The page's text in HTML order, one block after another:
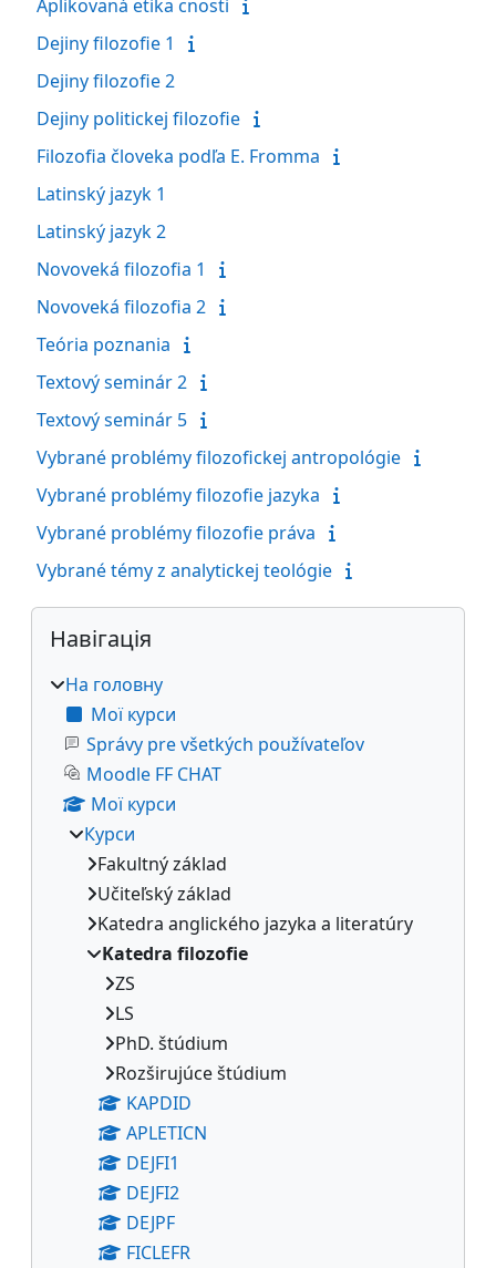
Aplikovaná etika cnosti
Dejiny filozofie 1
Dejiny filozofie 2
Dejiny politickej filozofie
Filozofia človeka podľa E. Fromma
Latinský jazyk 1
Latinský jazyk 2
Novoveká filozofia 1
Novoveká filozofia 2
Teória poznania
Textový seminár 2
Textový seminár 5
Vybrané problémy filozofickej antropológie
Vybrané problémy filozofie jazyka
Vybrané problémy filozofie práva
Vybrané témy z analytickej teológie
Блоки
Пропустити Навігація
Навігація
На головну
Мої курси
Správy pre všetkých používateľov
Moodle FF CHAT
Мої курси
Курси
Fakultný základ
Učiteľský základ
Katedra anglického jazyka a literatúry
Katedra filozofie
ZS
LS
PhD. štúdium
Rozširujúce štúdium
KAPDID
APLETICN
DEJFI1
DEJFI2
DEJPF
FICLEFR